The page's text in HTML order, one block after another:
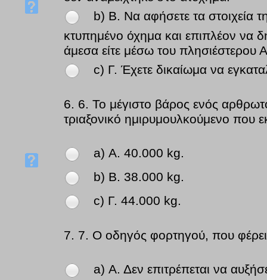
b) Β. Να αφήσετε τα στοιχεία
κτυπημένο όχημα και επιπλέον να
άμεσα είτε μέσω του πλησιέστερου
c) Γ. Έχετε δικαίωμα να
6. 6. Το μέγιστο βάρος ενός
τριαξονικό ημιρυμουλκούμενο που
a) Α. 40.000 kg.
b) Β. 38.000 kg.
c) Γ. 44.000 kg.
7. 7. Ο οδηγός φορτηγού, που
a) Α. Δεν επιτρέπεται να